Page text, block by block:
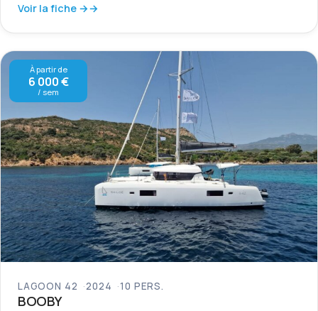
Voir la fiche →
À partir de
6 000 €
/ sem
LAGOON 42 2024 10 PERS.
BOOBY